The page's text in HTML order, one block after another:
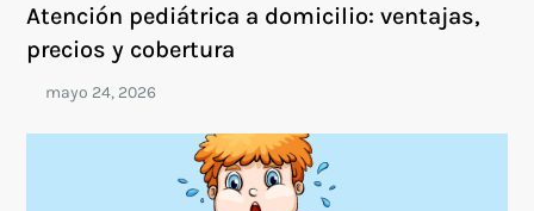
Atención pediátrica a domicilio: ventajas,
precios y cobertura